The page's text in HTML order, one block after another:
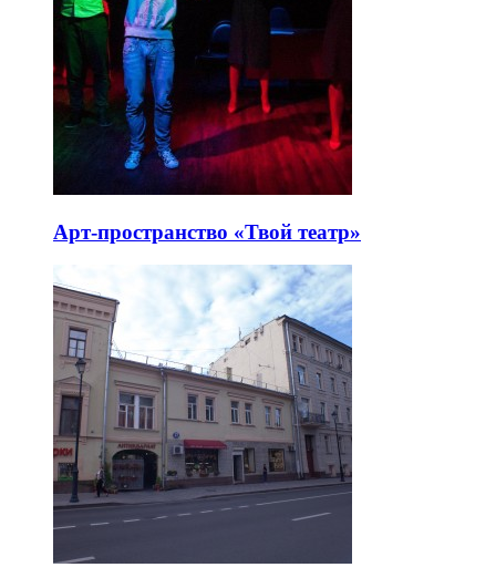
Арт-пространство «Твой театр»